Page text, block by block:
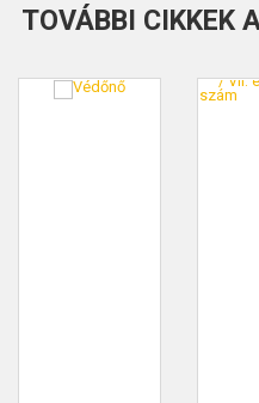
TOVÁBBI CIKKEK